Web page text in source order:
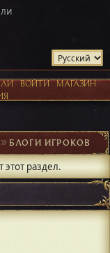
ВОЙТИ
МАГАЗИН
►БЛОГИ ИГРОКОВ
раздел.